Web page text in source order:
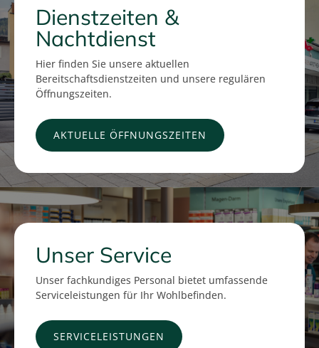
Dienstzeiten &
Nachtdienst
Hier finden Sie unsere aktuellen
Bereitschaftsdienstzeiten und unsere regulären
Öffnungszeiten.
AKTUELLE ÖFFNUNGSZEITEN
Unser Service
Unser fachkundiges Personal bietet umfassende
Serviceleistungen für Ihr Wohlbefinden.
SERVICELEISTUNGEN